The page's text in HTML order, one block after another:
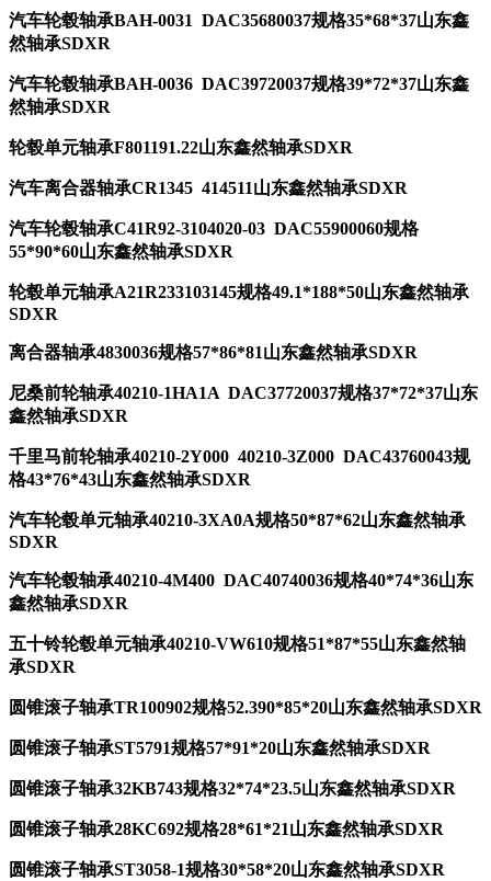
汽车轮毂轴承BAH-0031 DAC35680037规格35*68*37山东鑫
然轴承SDXR
汽车轮毂轴承BAH-0036 DAC39720037规格39*72*37山东鑫
然轴承SDXR
轮毂单元轴承F801191.22山东鑫然轴承SDXR
汽车离合器轴承CR1345 414511山东鑫然轴承SDXR
汽车轮毂轴承C41R92-3104020-03 DAC55900060规格
55*90*60山东鑫然轴承SDXR
轮毂单元轴承A21R233103145规格49.1*188*50山东鑫然轴承
SDXR
离合器轴承4830036规格57*86*81山东鑫然轴承SDXR
尼桑前轮轴承40210-1HA1A DAC37720037规格37*72*37山东
鑫然轴承SDXR
千里马前轮轴承40210-2Y000 40210-3Z000 DAC43760043规
格43*76*43山东鑫然轴承SDXR
汽车轮毂单元轴承40210-3XA0A规格50*87*62山东鑫然轴承
SDXR
汽车轮毂轴承40210-4M400 DAC40740036规格40*74*36山东
鑫然轴承SDXR
五十铃轮毂单元轴承40210-VW610规格51*87*55山东鑫然轴
承SDXR
圆锥滚子轴承TR100902规格52.390*85*20山东鑫然轴承SDXR
圆锥滚子轴承ST5791规格57*91*20山东鑫然轴承SDXR
圆锥滚子轴承32KB743规格32*74*23.5山东鑫然轴承SDXR
圆锥滚子轴承28KC692规格28*61*21山东鑫然轴承SDXR
圆锥滚子轴承ST3058-1规格30*58*20山东鑫然轴承SDXR